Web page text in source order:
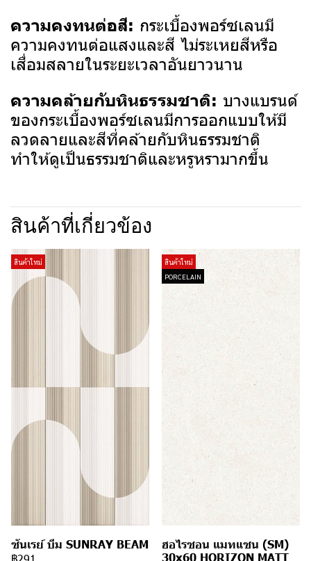
ความคงทนต่อสี: กระเบื้องพอร์ซเลนมี
ความคงทนต่อแสงและสี ไม่ระเหยสีหรือ
เสื่อมสลายในระยะเวลาอันยาวนาน
ความคล้ายกับหินธรรมชาติ: บางแบรนด์
ของกระเบื้องพอร์ซเลนมีการออกแบบให้มี
ลวดลายและสีที่คล้ายกับหินธรรมชาติ
ทำให้ดูเป็นธรรมชาติและหรูหรามากขึ้น
สินค้าที่เกี่ยวข้อง
สินค้าใหม่
ซันเรย์ บีม SUNRAY BEAM
สินค้าใหม่
PORCELAIN
ฮอไรซอน แมทแซน (SM)
30x60 HORIZON MATT